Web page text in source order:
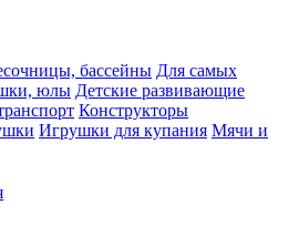
бассейны Для самых
юлы Детские развивающие
Конструкторы
Игрушки для купания Мячи и